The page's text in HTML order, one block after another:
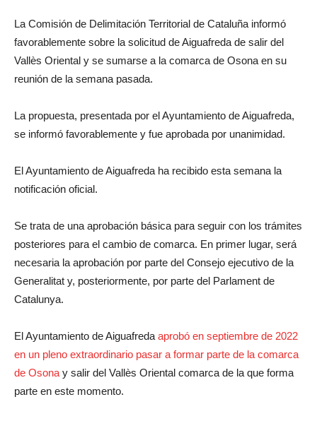
La Comisión de Delimitación Territorial de Cataluña informó
favorablemente sobre la solicitud de Aiguafreda de salir del
Vallès Oriental y se sumarse a la comarca de Osona en su
reunión de la semana pasada.
La propuesta, presentada por el Ayuntamiento de Aiguafreda,
se informó favorablemente y fue aprobada por unanimidad.
El Ayuntamiento de Aiguafreda ha recibido esta semana la
notificación oficial.
Se trata de una aprobación básica para seguir con los trámites
posteriores para el cambio de comarca. En primer lugar, será
necesaria la aprobación por parte del Consejo ejecutivo de la
Generalitat y, posteriormente, por parte del Parlament de
Catalunya.
El Ayuntamiento de Aiguafreda aprobó en septiembre de 2022
en un pleno extraordinario pasar a formar parte de la comarca
de Osona y salir del Vallès Oriental comarca de la que forma
parte en este momento.